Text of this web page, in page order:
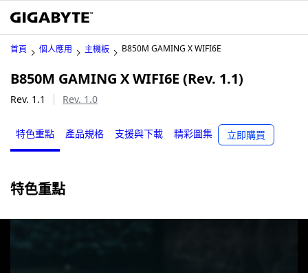
首頁 個人應用 主機板 B850M GAMING X WIFI6E
B850M GAMING X WIFI6E (Rev. 1.1)
Rev. 1.1 Rev. 1.0
特色重點 產品規格 支援與下載 精彩圖集 立即購買
特色重點